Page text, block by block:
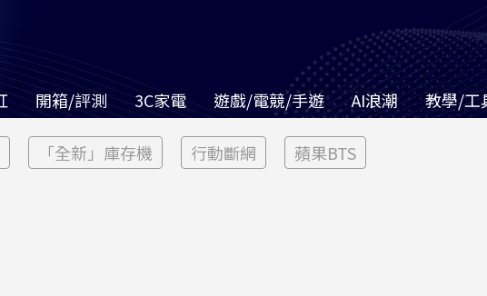
開箱/評測 3C家電 遊戲/電競/手遊 AI浪潮 教學/工
「全新」庫存機 行動斷網 蘋果BTS